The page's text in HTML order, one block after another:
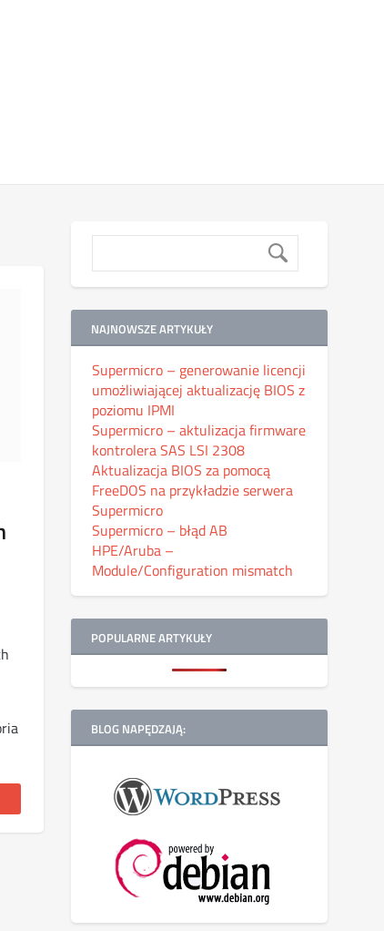
NAJNOWSZE ARTYKUŁY
Supermicro – generowanie licencji
umożliwiającej aktualizację BIOS z
poziomu IPMI
Supermicro – aktulizacja firmware
kontrolera SAS LSI 2308
Aktualizacja BIOS za pomocą
FreeDOS na przykładzie serwera
Supermicro
Supermicro – błąd AB
HPE/Aruba –
Module/Configuration mismatch
POPULARNE ARTYKUŁY
BLOG NAPĘDZAJĄ: